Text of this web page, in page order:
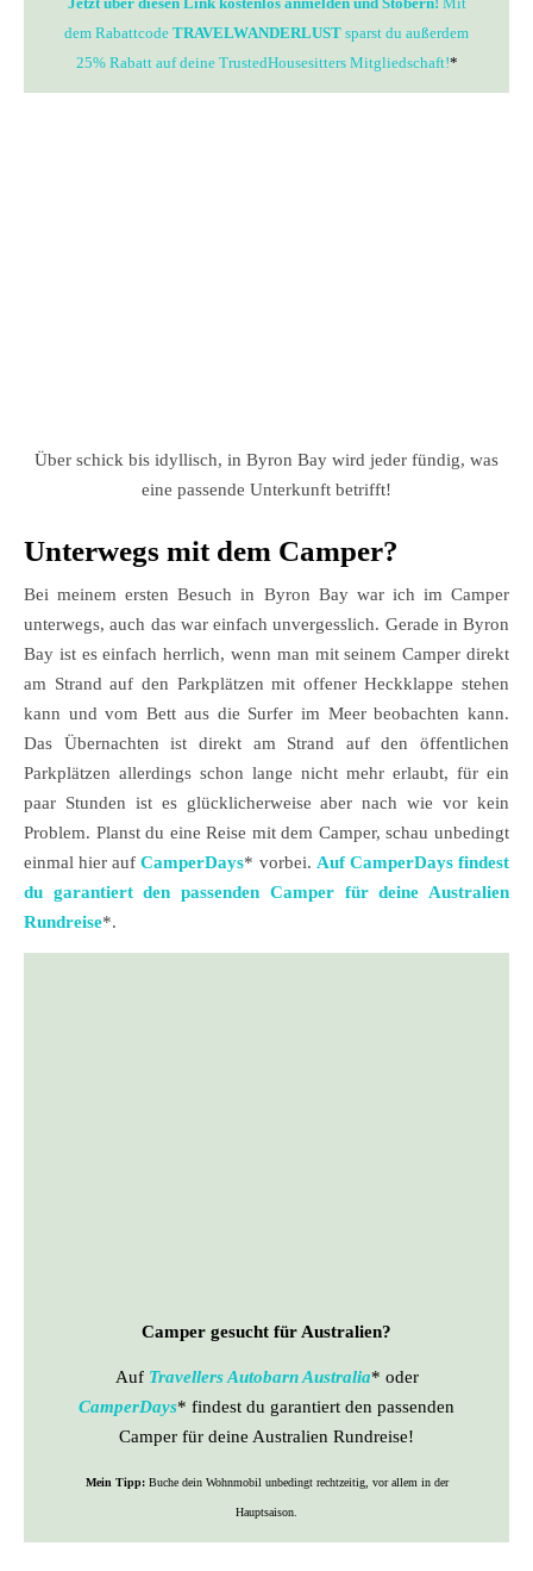
dem Rabattcode TRAVELWANDERLUST sparst du außerdem
25% Rabatt auf deine TrustedHousesitters Mitgliedschaft!*
Über schick bis idyllisch, in Byron Bay wird jeder fündig, was
eine passende Unterkunft betrifft!
Unterwegs mit dem Camper?
Bei meinem ersten Besuch in Byron Bay war ich im Camper
unterwegs, auch das war einfach unvergesslich. Gerade in Byron
Bay ist es einfach herrlich, wenn man mit seinem Camper direkt
am Strand auf den Parkplätzen mit offener Heckklappe stehen
kann und vom Bett aus die Surfer im Meer beobachten kann.
Das Übernachten ist direkt am Strand auf den öffentlichen
Parkplätzen allerdings schon lange nicht mehr erlaubt, für ein
paar Stunden ist es glücklicherweise aber nach wie vor kein
Problem. Planst du eine Reise mit dem Camper, schau unbedingt
einmal hier aufCamperDays* vorbei. Auf CamperDays findest
du garantiert den passenden Camper für deine Australien
Rundreise*.
Camper gesucht für Australien?
Auf Travellers Autobarn Australia* oder
CamperDays* findest du garantiert den passenden
Camper für deine Australien Rundreise!
Mein Tipp: Buche dein Wohnmobil unbedingt rechtzeitig, vor allem in der
Hauptsaison.